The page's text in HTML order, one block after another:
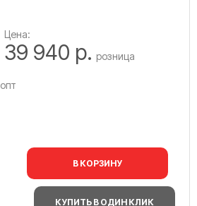
Цена:
39 940 р. розница
опт
В КОРЗИНУ
КУПИТЬ В ОДИН КЛИК